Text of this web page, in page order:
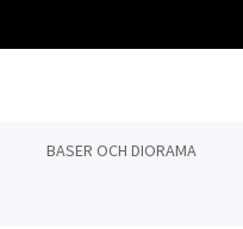
BASER OCH DIORAMA